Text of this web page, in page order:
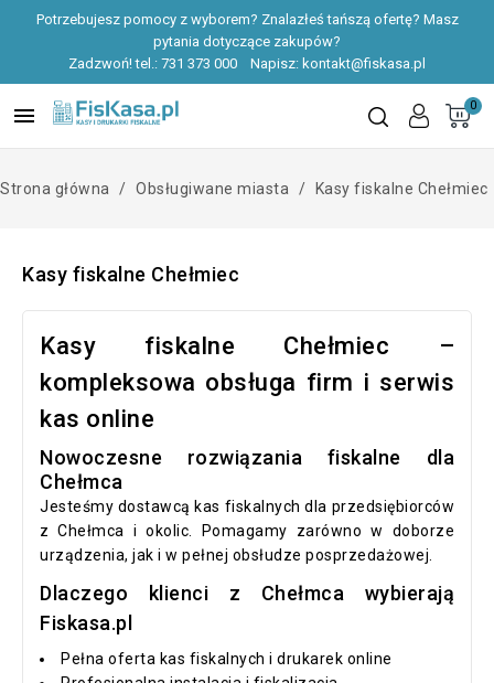
Potrzebujesz pomocy z wyborem? Znalazłeś tańszą ofertę? Masz
pytania dotyczące zakupów?
Zadzwoń! tel.: 731 373 000 Napisz: kontakt@fiskasa.pl
0

Strona główna Obsługiwane miasta Kasy fiskalne Chełmiec
Kasy fiskalne Chełmiec
Kasy fiskalne Chełmiec –
kompleksowa obsługa firm i serwis
kas online
Nowoczesne rozwiązania fiskalne dla
Chełmca
Jesteśmy dostawcą kas fiskalnych dla przedsiębiorców
z Chełmca i okolic. Pomagamy zarówno w doborze
urządzenia, jak i w pełnej obsłudze posprzedażowej.
Dlaczego klienci z Chełmca wybierają
Fiskasa.pl
Pełna oferta kas fiskalnych i drukarek online